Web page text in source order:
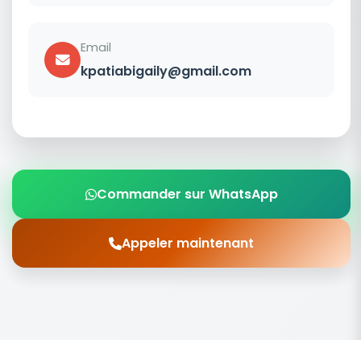
Email
kpatiabigaily@gmail.com
Commander sur WhatsApp
Appeler maintenant